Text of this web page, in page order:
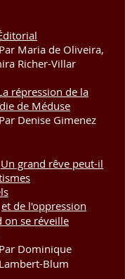
ar Maria de Oliveira,
Richer-Villar
répression de la
de Méduse
Par Denise Gimenez
Un grand rêve peut-il
et de l'oppression
on se réveille
Par Dominique
Lambert-Blum